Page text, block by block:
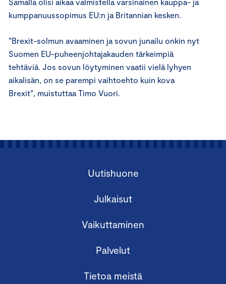
Samalla olisi aikaa valmistella varsinainen kauppa- ja
kumppanuussopimus EU:n ja Britannian kesken.
”Brexit-solmun avaaminen ja sovun junailu onkin nyt
Suomen EU-puheenjohtajakauden tärkeimpiä
tehtäviä. Jos sovun löytyminen vaatii vielä lyhyen
aikalisän, on se parempi vaihtoehto kuin kova
Brexit”, muistuttaa Timo Vuori.
Uutishuone
Julkaisut
Vaikuttaminen
Palvelut
Tietoa meistä